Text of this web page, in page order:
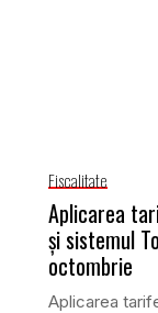
Fiscalitate
Aplicarea
și sistemul
octombrie
Aplicarea